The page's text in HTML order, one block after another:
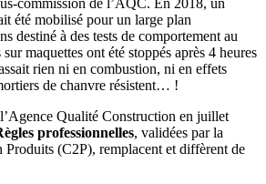
commission de l’AQC. En 2018, un
été mobilisé pour un large plan
destiné à des tests de comportement au
maquettes ont été stoppés après 4 heures
rien ni en combustion, ni en effets
de chanvre résistent… !
Qualité Construction en juillet
professionnelles, validées par la
Produits (C2P), remplacent et diffèrent de